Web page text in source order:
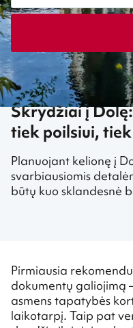
Skrydžiai į
tiek poilsiui,
Planuojant kelionę į
svarbiausiomis
būtų kuo sklandesnė
Pirmiausia
dokumentų galiojimą
asmens tapatybės
laikotarpį. Taip pat